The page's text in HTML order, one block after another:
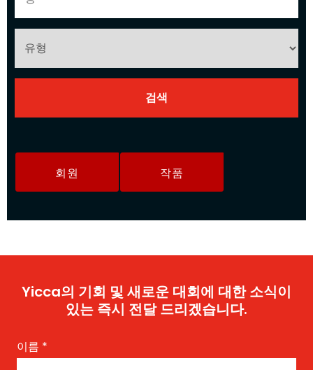
회원 작품
Yicca의 기회 및 새로운 대회에 대한 소식이
있는 즉시 전달 드리겠습니다.
이름 *